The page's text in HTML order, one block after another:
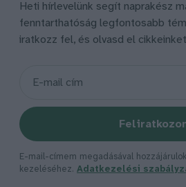
Heti hírlevelünk segít naprakész
fenntarthatóság legfontosabb
iratkozz fel, és olvasd el
E-mail-címem megadásával
kezeléséhez. Adatkezelési